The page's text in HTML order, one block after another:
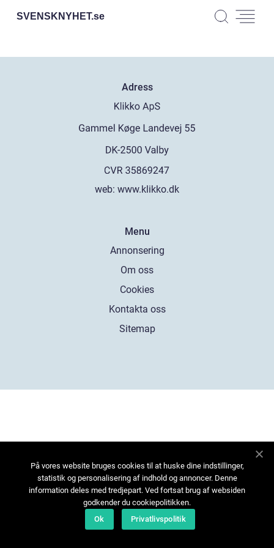
SVENSKNYHET.se
Adress
web: www.klikko.dk
Menu
Annonsering
Om oss
Cookies
Kontakta oss
Sitemap
På vores website bruges cookies til at huske dine indstillinger,
statistik og personalisering af indhold og annoncer. Denne
information deles med tredjepart. Ved fortsat brug af websiden
godkender du cookiepolitikken.
Ok
Privatlivspolitik